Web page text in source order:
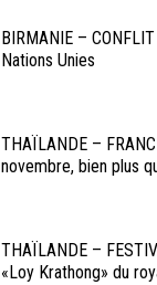
BIRMANIE –
Nations Unies
THAÏLANDE –
novembre, bien plus
THAÏLANDE –
«Loy Krathong» du